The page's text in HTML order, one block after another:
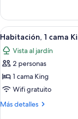
size,
regadera
para
personas
con
discapacidad
(Accessible)
1
cama
King
size,
regadera
para
con
discapacidad
Abrir
todas
las
fotos
de
Habitación,
1
6
Habitación, 1 cama
Vista al jardín
2 personas
1 cama King
Wifi gratuito
Más detalles
Más